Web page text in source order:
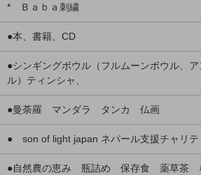
* Ｂａｂａ刺繍
●本、書籍、CD
●シンギングボウル（フルムーンボウル、
ル）ティンシャ、
●曼荼羅 マンダラ タンカ 仏画
● son of light japan ネパール支援チャリ
●自然農の恵み 瓶詰め 保存食 薬草茶